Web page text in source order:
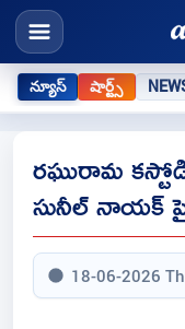
న్యూస్ షార్ట్స్
రఘురామ
సునీల్ నాయక్ పై
18-06-2026